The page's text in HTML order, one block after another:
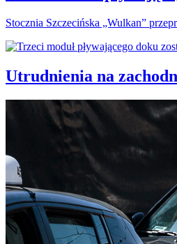
Stocznia Szczecińska „Wulkan”
Utrudnienia na